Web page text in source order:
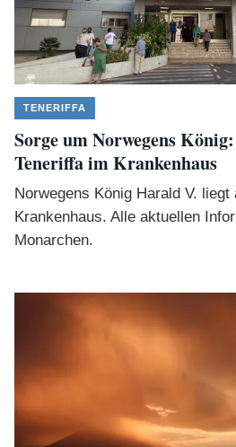
TENERIFFA
Sorge um Norwegens
Teneriffa im Krankenhaus
Norwegens König Harald V. liegt
Krankenhaus. Alle aktuellen
Monarchen.